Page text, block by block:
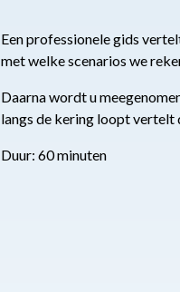
Een professionele gids
met welke scenarios we
Daarna wordt u
langs de kering loopt vertelt
Duur: 60 minuten